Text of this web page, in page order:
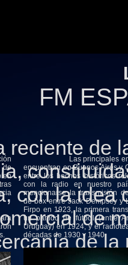
de
FM
reciente de
con la idea
de
de la
Las principales
encuentran en Buenos Aires y
entre los hechos históricos
con la radio en nuestro
mencionarse la transmisión
de box entre Jack Dempsey y
Firpo en 1923, la primera
un partido de fútbol (entre
Uruguay) en 1924, y el
décadas de 1930 y 1940.